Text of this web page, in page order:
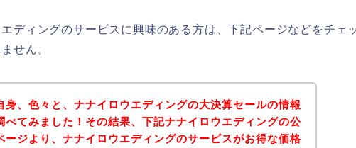
ディングのサービスに興味のある方は、下記ページなどをチェ
せん。
身、色々と、ナナイロウエディングの大決算セールの情報
べてみました！その結果、下記ナナイロウエディングの公
ージより、ナナイロウエディングのサービスがお得な価格